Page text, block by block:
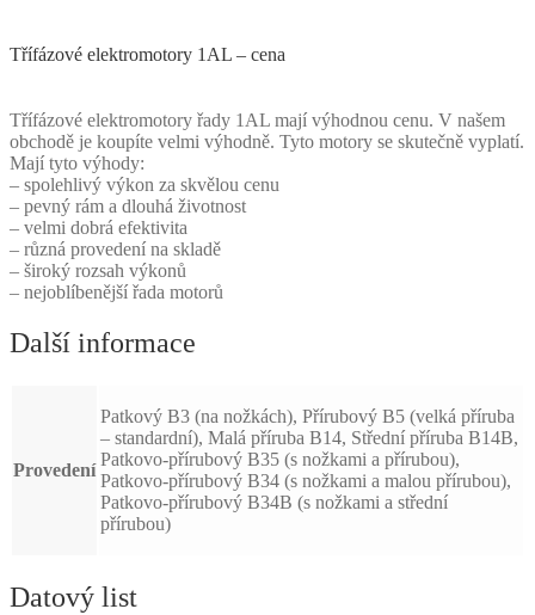
Třífázové elektromotory 1AL – cena
Třífázové elektromotory řady 1AL mají výhodnou cenu. V našem
obchodě je koupíte velmi výhodně. Tyto motory se skutečně vyplatí.
Mají tyto výhody:
– spolehlivý výkon za skvělou cenu
– pevný rám a dlouhá životnost
– velmi dobrá efektivita
– různá provedení na skladě
– široký rozsah výkonů
– nejoblíbenější řada motorů
Další informace
Provedení
Patkový B3 (na nožkách), Přírubový B5 (velká příruba
– standardní), Malá příruba B14, Střední příruba B14B,
Patkovo-přírubový B35 (s nožkami a přírubou),
Patkovo-přírubový B34 (s nožkami a malou přírubou),
Patkovo-přírubový B34B (s nožkami a střední
přírubou)
Datový list